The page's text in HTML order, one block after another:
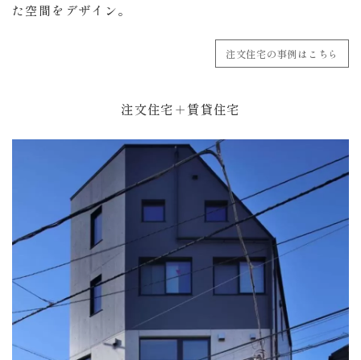
た空間をデザイン。
注文住宅の事例はこちら
注文住宅＋賃貸住宅